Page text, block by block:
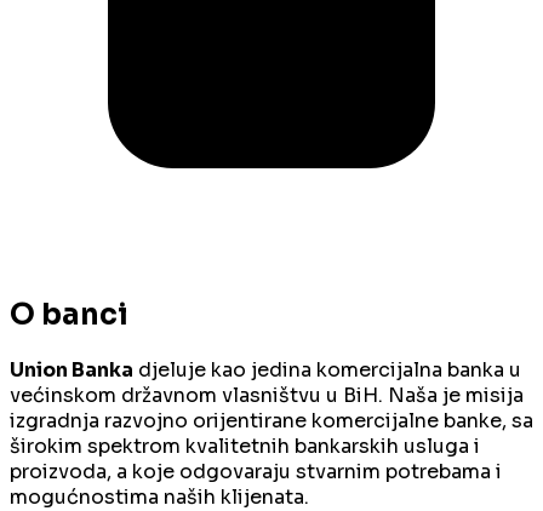
O banci
Union Banka djeluje kao jedina komercijalna banka u
većinskom državnom vlasništvu u BiH. Naša je misija
izgradnja razvojno orijentirane komercijalne banke, sa
širokim spektrom kvalitetnih bankarskih usluga i
proizvoda, a koje odgovaraju stvarnim potrebama i
mogućnostima naših klijenata.